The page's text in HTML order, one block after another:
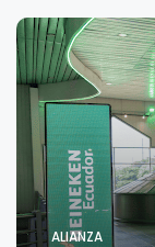
ALIANZA